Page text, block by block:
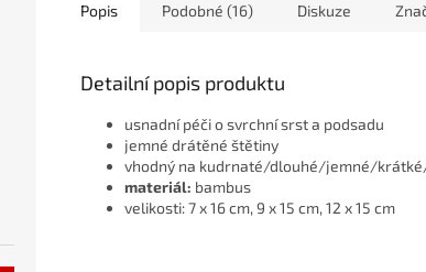
Popis Podobné (16) Diskuze
Detailní popis produktu
usnadní péči o svrchní srst a podsadu
jemné drátěné štětiny
vhodný na kudrnaté/dlouhé/jemné/
materiál: bambus
velikosti:7 x 16 cm, 9 x 15 cm, 12 x 15 cm